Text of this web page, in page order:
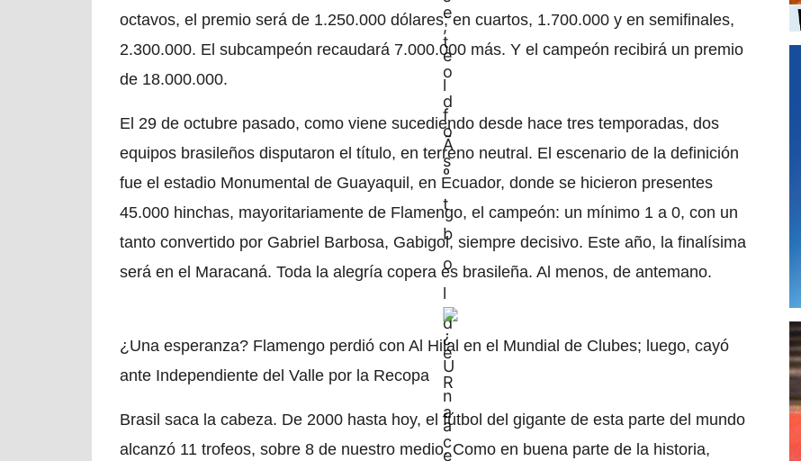
octavos, el premio será de 1.250.000 dólares; en cuartos, 1.700.000 y en semifinales,
2.300.000. El subcampeón recaudará 7.000.000 más. Y el campeón recibirá un premio
de 18.000.000.
El 29 de octubre pasado, como viene sucediendo desde hace tres temporadas, dos
equipos brasileños disputaron el título, en terreno neutral. El escenario de la definición
fue el estadio Monumental de Guayaquil, en Ecuador, donde se hicieron presentes
45.000 hinchas, mayoritariamente de Flamengo, el campeón: un mínimo 1 a 0, con un
tanto convertido por Gabriel Barbosa, Gabigol, siempre decisivo. Este año, la finalísima
será en el Maracaná. Toda la alegría copera es brasileña. Al menos, de antemano.
¿Una esperanza? Flamengo perdió con Al Hilal en el Mundial de Clubes; luego, cayó
ante Independiente del Valle por la Recopa
Brasil saca la cabeza. De 2000 hasta hoy, el fútbol del gigante de esta parte del mundo
alcanzó 11 trofeos, sobre 8 de nuestro medio. Como en buena parte de la historia,